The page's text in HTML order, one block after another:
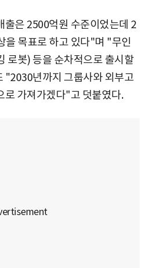
출은 2500억원 수준이었는데 2
을 목표로 하고 있다"며 "무인
로봇) 등을 순차적으로 출시할
"2030년까지 그룹사와 외부고
로 가져가겠다"고 덧붙였다.